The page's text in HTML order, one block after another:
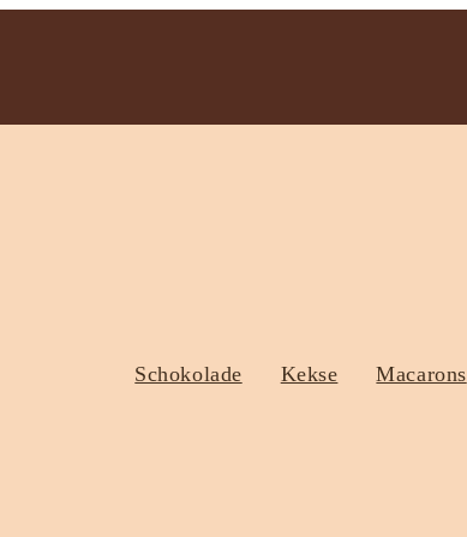
Schokolade Kekse Macarons